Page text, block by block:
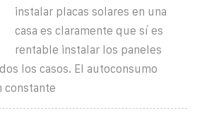
instalar placas solares en una
casa es claramente que sí es
rentable instalar los paneles
los casos. El autoconsumo
constante